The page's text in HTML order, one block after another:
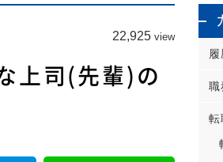
22,925 view
上司(先輩)の
職
転